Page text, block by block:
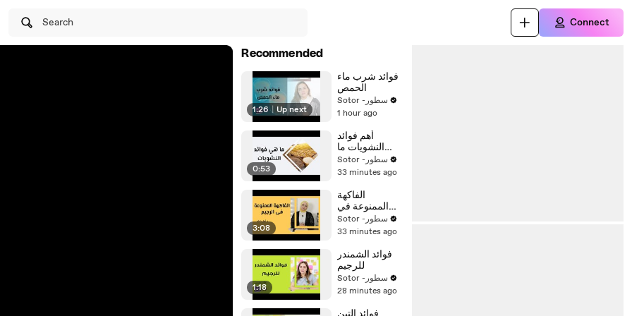
Search Connect
Recommended
1:26 | Up next
فوائد شرب ماء
الحمص
Sotor -سطور
1 hour ago
0:53
أهم فوائد
النشويات ما
هي؟
Sotor -سطور
33 minutes ago
3:08
الفاكهة
الممنوعة في
الرجيم Sotor -سطور
33 minutes ago
1:18
فوائد الشمندر
للرجيم
Sotor -سطور
28 minutes ago